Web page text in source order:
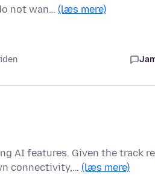
not wan… (læs mere)
AI features. Given the track
connectivity,… (læs mere)